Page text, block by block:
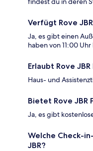
Verfügt Rove
Ja, es gibt einen
haben von 11:00
Erlaubt Rove
Haus- und
Bietet Rove JBR
Ja, es gibt
Welche Check-
JBR?